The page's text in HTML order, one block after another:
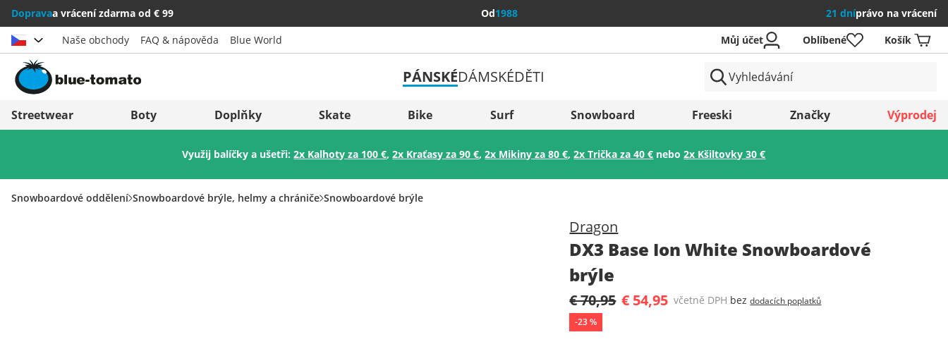
Dopravaa vrácení zdarma od € 99 Od1988 21 dníprávo na vrácení
Vybrat zemi
Österreich
Italia (Italiano)
Italien (Deutsch)
Slovenija
België (Nederlands)
Uložit
Naše obchody FAQ & nápověda Blue World Můj účet Oblíbené Košík
PÁNSKÉDÁMSKÉDĚTI
Streetwear Boty Doplňky Skate Bike Surf Snowboard Freeski Značky Výprodej
Využij balíčky a ušetři:2x Kalhoty za 100 €,2x Kraťasy za 90 €,2x Mikiny za 80 €,2x Trička za 40 € nebo2x Kšiltovky 30 €
Snowboardové oddělení Snowboardové brýle, helmy a chrániče Snowboardové brýle
Dragon
DX3 Base Ion White Snowboardové
brýle
€ 70,95 € 54,95 včetně DPH bezdodacích poplatků
-23%